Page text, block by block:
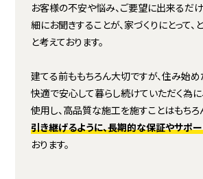
お客様の不安や悩み、ご要望に出来るだ
細にお聞きすることが、家づくりにとって
と考えております。
建てる前ももちろん大切ですが、住み始め
快適で安心して暮らし続けていただく為
使用し、高品質な施工を施すことはもちろ
引き継げるように、長期的な保証やサポ
おります。